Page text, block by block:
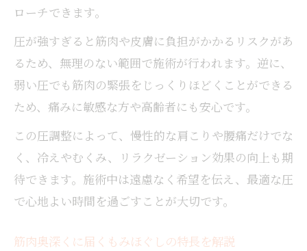
ローチできます。
圧が強すぎると筋肉や皮膚に負担がかかるリスクがあ
るため、無理のない範囲で施術が行われます。逆に、
弱い圧でも筋肉の緊張をじっくりほどくことができる
ため、痛みに敏感な方や高齢者にも安心です。
この圧調整によって、慢性的な肩こりや腰痛だけでな
く、冷えやむくみ、リラクゼーション効果の向上も期
待できます。施術中は遠慮なく希望を伝え、最適な圧
で心地よい時間を過ごすことが大切です。
筋肉奥深くに届くもみほぐしの特長を解説